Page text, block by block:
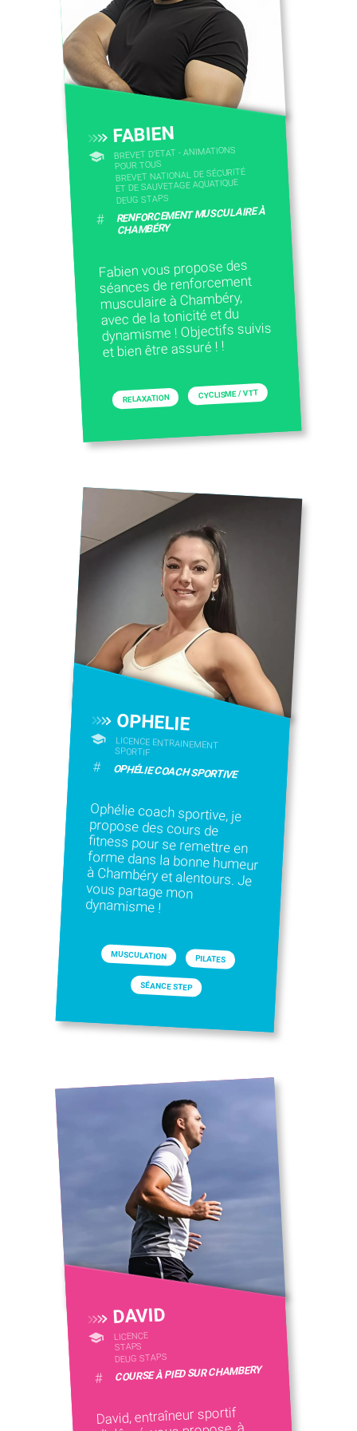
FABIEN
BREVET D'ETAT - ANIMATIONS
POUR TOUS
BREVET NATIONAL DE SÉCURITÉ
ET DE SAUVETAGE AQUATIQUE
DEUG STAPS
# RENFORCEMENT MUSCULAIRE À
CHAMBÉRY
Fabien vous propose des
séances de renforcement
musculaire à Chambéry,
avec de la tonicité et du
dynamisme ! Objectifs suivis
et bien être assuré ! !
RELAXATION CYCLISME / VTT
OPHELIE
LICENCE ENTRAINEMENT
SPORTIF
# OPHÉLIE COACH SPORTIVE
Ophélie coach sportive, je
propose des cours de
fitness pour se remettre en
forme dans la bonne humeur
à Chambéry et alentours. Je
vous partage mon
dynamisme !
MUSCULATION PILATES
SÉANCE STEP
DAVID
LICENCE
STAPS
DEUG STAPS
# COURSE À PIED SUR CHAMBERY
David, entraîneur sportif